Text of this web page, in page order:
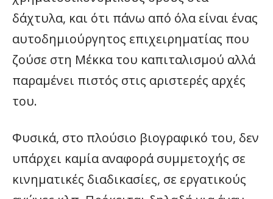
δάχτυλα, και ότι πάνω από όλα είναι ένας
αυτοδημιούργητος επιχειρηματίας που
ζούσε στη Μέκκα του καπιταλισμού αλλά
παραμένει πιστός στις αριστερές αρχές
του.
Φυσικά, στο πλούσιο βιογραφικό του, δεν
υπάρχει καμία αναφορά συμμετοχής σε
κινηματικές διαδικασίες, σε εργατικούς